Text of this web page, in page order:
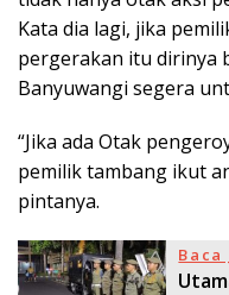
Kata dia lagi, jika
pergerakan itu dirinya
Banyuwangi segera
“Jika ada Otak
pemilik tambang ikut
pintanya.
Baca